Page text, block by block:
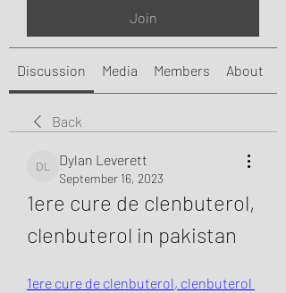
Join
Discussion Media Members About
Back
Dylan Leverett
Dylan Leverett
September 16, 2023
1ere cure de clenbuterol,
clenbuterol in pakistan
1ere cure de clenbuterol, clenbuterol